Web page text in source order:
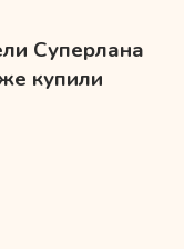
Суперлана
купили